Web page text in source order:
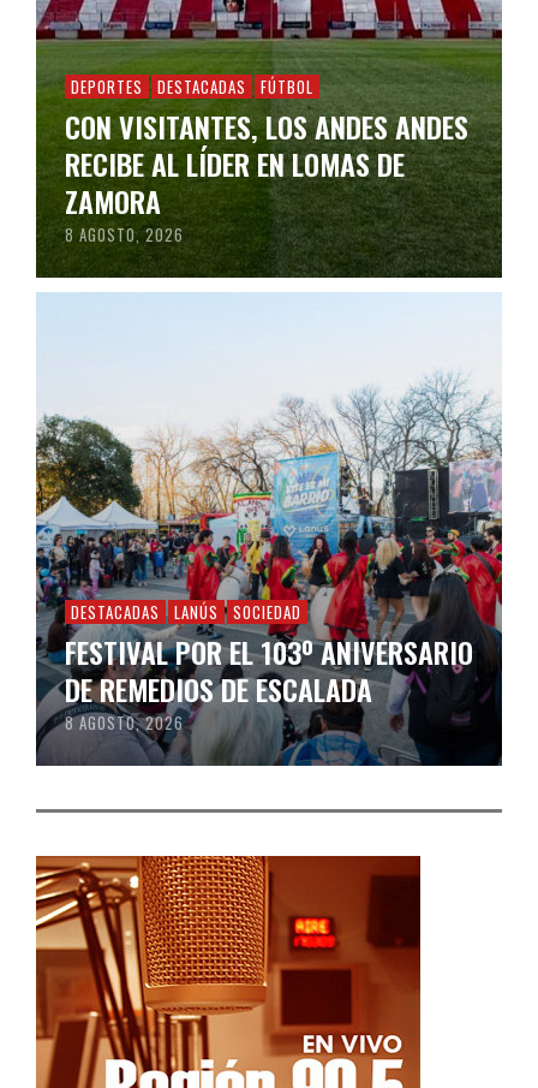
DEPORTES DESTACADAS FÚTBOL
CON VISITANTES, LOS ANDES ANDES
RECIBE AL LÍDER EN LOMAS DE
ZAMORA
8 AGOSTO, 2026
DESTACADAS LANÚS SOCIEDAD
FESTIVAL POR EL 103º ANIVERSARIO
DE REMEDIOS DE ESCALADA
8 AGOSTO, 2026